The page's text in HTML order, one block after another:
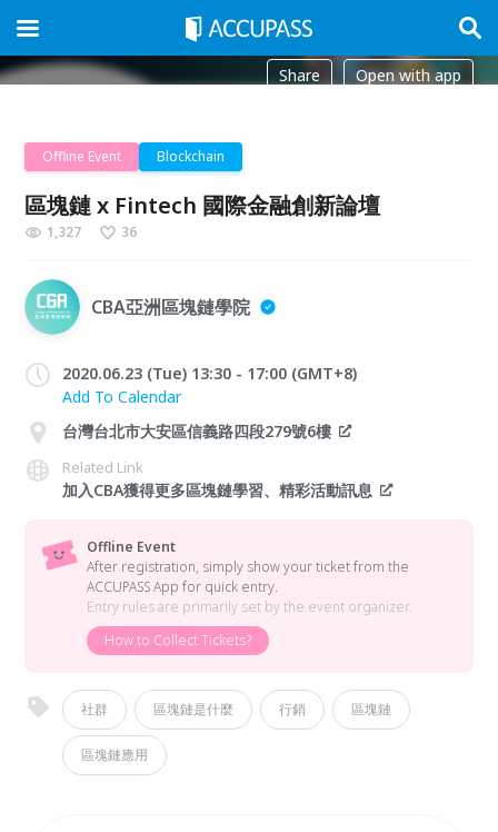
Share Open with app
Offline Event Blockchain
區塊鏈 x Fintech 國際金融創新論壇
1,327 36
CBA亞洲區塊鏈學院
2020.06.23 (Tue) 13:30 - 17:00 (GMT+8)
Add To Calendar
台灣台北市大安區信義路四段279號6樓
Related Link
加入CBA獲得更多區塊鏈學習、精彩活動訊息
Offline Event
After registration, simply show your ticket from the
ACCUPASS App for quick entry.
Entry rules are primarily set by the event organizer.
How to Collect Tickets?
社群 區塊鏈是什麼 行銷 區塊鏈
區塊鏈應用